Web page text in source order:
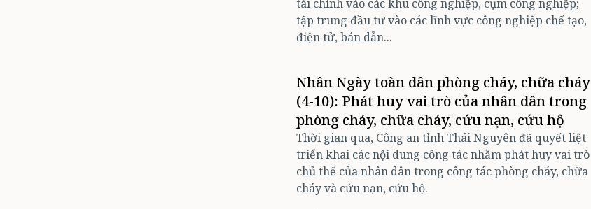
tài chính vào các khu công nghiệp, cụm công nghiệp;
tập trung đầu tư vào các lĩnh vực công nghiệp chế tạo,
điện tử, bán dẫn...
Nhân Ngày toàn dân phòng cháy, chữa cháy
(4-10): Phát huy vai trò của nhân dân trong
phòng cháy, chữa cháy, cứu nạn, cứu hộ
Thời gian qua, Công an tỉnh Thái Nguyên đã quyết liệt
triển khai các nội dung công tác nhằm phát huy vai trò
chủ thể của nhân dân trong công tác phòng cháy, chữa
cháy và cứu nạn, cứu hộ.